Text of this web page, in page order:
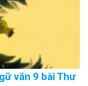
văn 9 bài Thư